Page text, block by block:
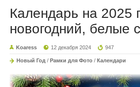
Календарь на 2025
новогодний, белые
Koaress 12 декабря 2024 947
Новый Год / Рамки для Фото / Календари